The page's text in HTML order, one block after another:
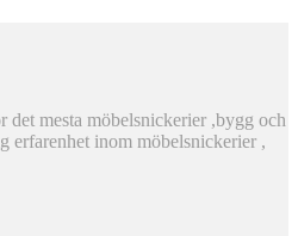
mesta möbelsnickerier ,bygg och
erfarenhet inom möbelsnickerier ,